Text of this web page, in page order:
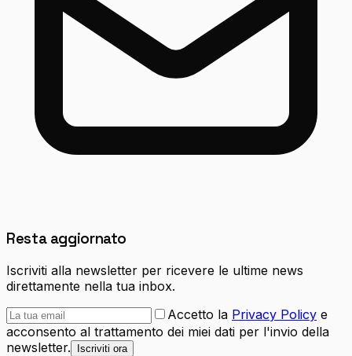
Resta aggiornato
Iscriviti alla newsletter per ricevere le ultime news
direttamente nella tua inbox.
Accetto la Privacy Policy e
acconsento al trattamento dei miei dati per l'invio della
newsletter.
Iscriviti ora